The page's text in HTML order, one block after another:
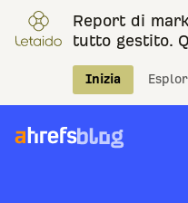
Report di
tutto gestito.
Inizia